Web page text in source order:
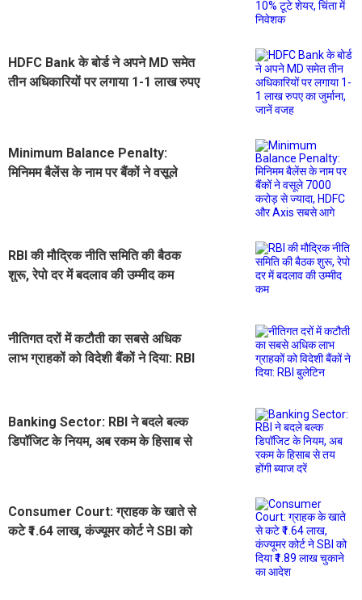
HDFC Bank के बोर्ड ने अपने MD समेत
तीन अधिकारियों पर लगाया 1-1 लाख रुपए
Minimum Balance Penalty:
मिनिमम बैलेंस के नाम पर बैंकों ने वसूले
RBI की मौद्रिक नीति समिति की बैठक
शुरू, रेपो दर में बदलाव की उम्मीद कम
नीतिगत दरों में कटौती का सबसे अधिक
लाभ ग्राहकों को विदेशी बैंकों ने दिया: RBI
Banking Sector: RBI ने बदले बल्क
डिपॉजिट के नियम, अब रकम के हिसाब से
Consumer Court: ग्राहक के खाते से
कटे ₹1.64 लाख, कंज्यूमर कोर्ट ने SBI को